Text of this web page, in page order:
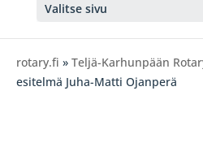
Valitse sivu
rotary.fi » Teljä-Karhunpään
esitelmä Juha-Matti Ojanperä